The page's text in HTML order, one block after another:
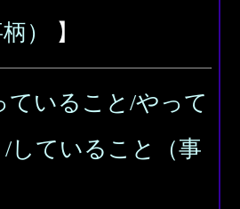
）
】
ていること/やって
していること（事